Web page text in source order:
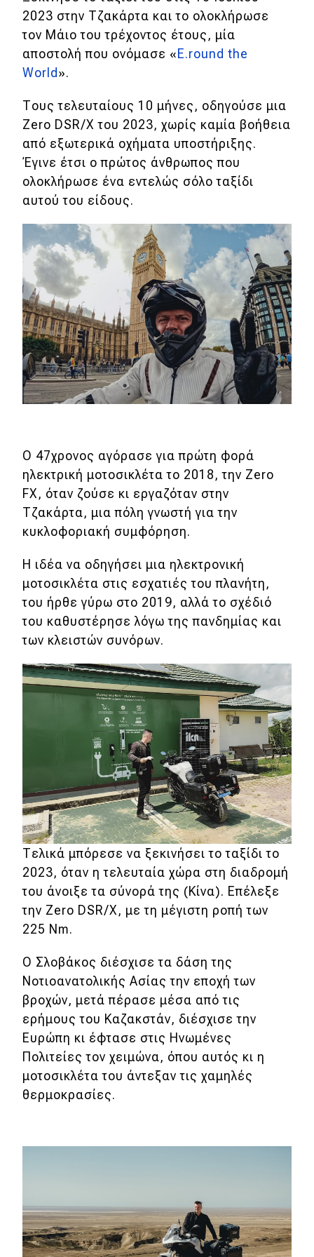
Eco
Νέα
Mobility
Σταθμοί φόρτισης
Classic
Νέα
Παρουσιάσεις
DRIVE Away
MOTO
Μεταχειρισμένο
Χρηστικά
Συμβουλές
Οδική βοήθεια
eDRIVE
DRIVE USED
2023 στην Τζακάρτα και το ολοκλήρωσε
τον Μάιο του τρέχοντος έτους, μία
αποστολή που ονόμασε «E.round the
World».
Τους τελευταίους 10 μήνες, οδηγούσε μια
Zero DSR/X του 2023, χωρίς καμία βοήθεια
από εξωτερικά οχήματα υποστήριξης.
Έγινε έτσι ο πρώτος άνθρωπος που
ολοκλήρωσε ένα εντελώς σόλο ταξίδι
αυτού του είδους.
Ο 47χρονος αγόρασε για πρώτη φορά
ηλεκτρική μοτοσικλέτα το 2018, την Zero
FX, όταν ζούσε κι εργαζόταν στην
Τζακάρτα, μια πόλη γνωστή για την
κυκλοφοριακή συμφόρηση.
Η ιδέα να οδηγήσει μια ηλεκτρονική
μοτοσικλέτα στις εσχατιές του πλανήτη,
του ήρθε γύρω στο 2019, αλλά το σχέδιό
του καθυστέρησε λόγω της πανδημίας και
των κλειστών συνόρων.
Τελικά μπόρεσε να ξεκινήσει το ταξίδι το
2023, όταν η τελευταία χώρα στη διαδρομή
του άνοιξε τα σύνορά της (Κίνα). Επέλεξε
την Zero DSR/X, με τη μέγιστη ροπή των
225 Nm.
Ο Σλοβάκος διέσχισε τα δάση της
Νοτιοανατολικής Ασίας την εποχή των
βροχών, μετά πέρασε μέσα από τις
ερήμους του Καζακστάν, διέσχισε την
Ευρώπη κι έφτασε στις Ηνωμένες
Πολιτείες τον χειμώνα, όπου αυτός κι η
μοτοσικλέτα του άντεξαν τις χαμηλές
θερμοκρασίες.